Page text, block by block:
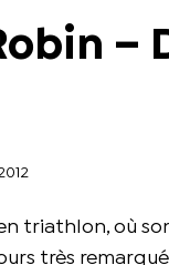
–
triathlon, où
très